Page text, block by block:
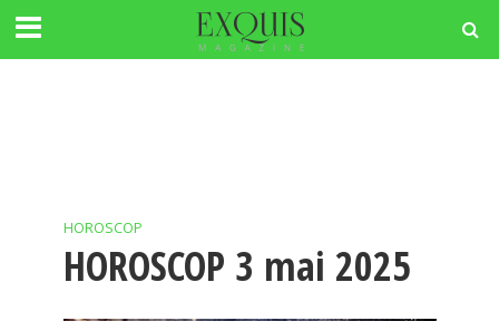
HOROSCOP
HOROSCOP 3 mai 2025